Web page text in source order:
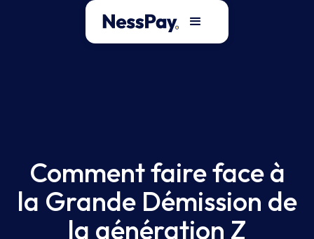
Comment faire face à
la Grande Démission de
la génération Z